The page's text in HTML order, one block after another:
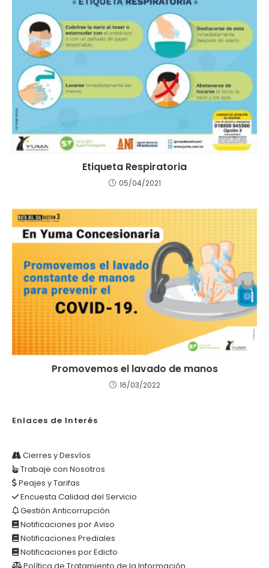
Etiqueta Respiratoria
05/04/2021
Promovemos el lavado de manos
16/03/2022
Enlaces de Interés
Cierres y Desvíos
Trabaje con Nosotros
Peajes y Tarifas
Encuesta Calidad del Servicio
Gestión Anticorrupción
Notificaciones por Aviso
Notificaciones Prediales
Notificaciones por Edicto